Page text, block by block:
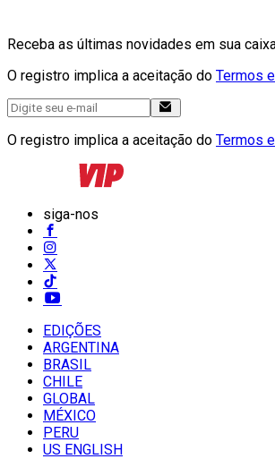
Receba as últimas novidades em sua
O registro implica a aceitação do Termos
O registro implica a aceitação do Termos
siga-nos
EDIÇÕES
ARGENTINA
BRASIL
CHILE
GLOBAL
MÉXICO
PERU
US ENGLISH